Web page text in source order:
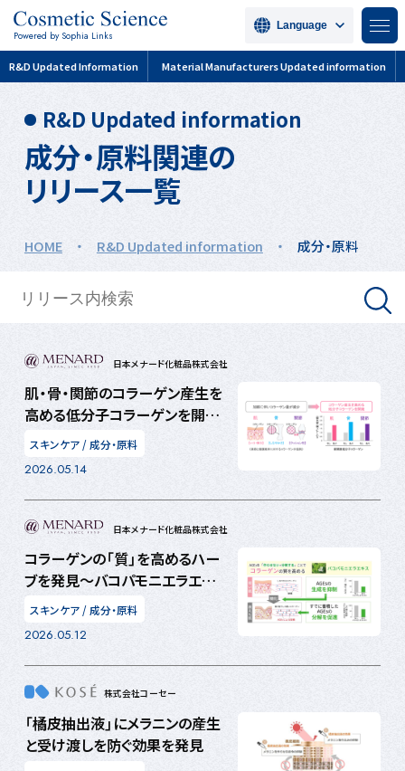
Powered by Sophia Links
Language
R&D Updated Information Material Manufacturers Updated information
R&D Updated information
成分・原料関連の
リリース一覧
HOME・ R&D Updated information ・ 成分・原料
日本メナード化粧品株式会社
肌・骨・関節のコラーゲン産生を
高める低分子コラーゲンを開
発！～グリシルプロリン高含有
で、コラーゲン合成の司令塔に
働きかける～
スキンケア / 成分・原料
2026.05.14
日本メナード化粧品株式会社
コラーゲンの「質」を高めるハー
ブを発見～バコパモニエラエキ
スがコラーゲンの糖化を防ぎ、
肌・骨・関節の働きを守る～
スキンケア / 成分・原料
2026.05.12
株式会社コーセー
「橘皮抽出液」にメラニンの産生
と受け渡しを防ぐ効果を発見